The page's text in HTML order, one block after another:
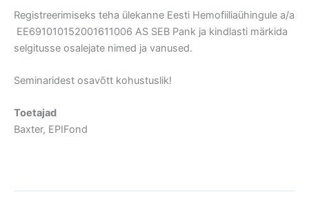
Registreerimiseks teha ülekanne Eesti Hemofiiliaühingule a/a
EE691010152001611006 AS SEB Pank ja kindlasti märkida
selgitusse osalejate nimed ja vanused.
Seminaridest osavõtt kohustuslik!
Toetajad
Baxter, EPIFond